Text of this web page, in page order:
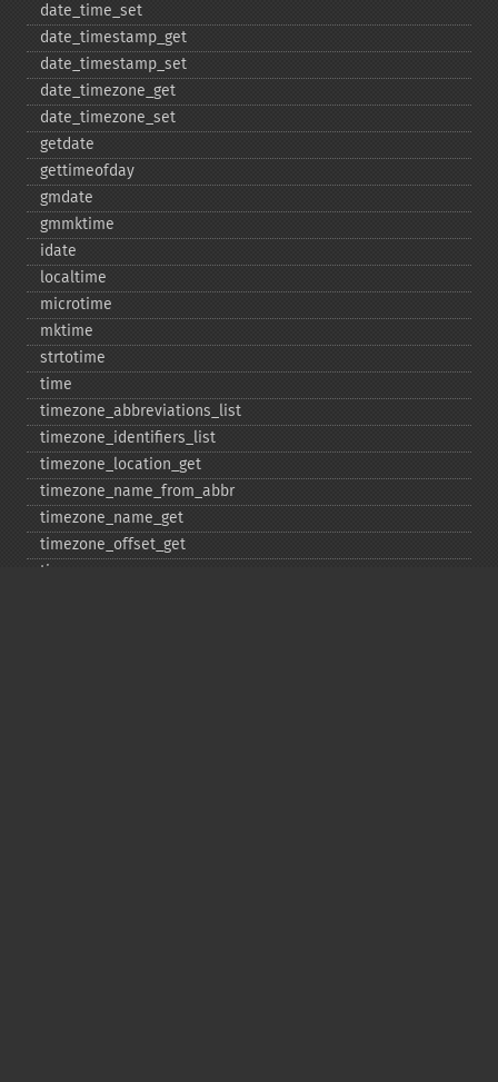
date_​time_​set
date_​timestamp_​get
date_​timestamp_​set
date_​timezone_​get
date_​timezone_​set
getdate
gettimeofday
gmdate
gmmktime
idate
localtime
microtime
mktime
strtotime
time
timezone_​abbreviations_​list
timezone_​identifiers_​list
timezone_​location_​get
timezone_​name_​from_​abbr
timezone_​name_​get
timezone_​offset_​get
timezone_​open